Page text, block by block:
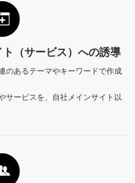
（サービス）への誘導
のあるテーマやキーワードで作成
サービスを、自社メインサイト以